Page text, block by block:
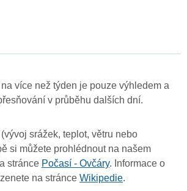
více než týden je pouze výhledem a
v průběhu dalších dní.
srážek, teplot, větru nebo
si můžete prohlédnout na našem
stránce Počasí - Ovčáry. Informace o
na stránce Wikipedie.